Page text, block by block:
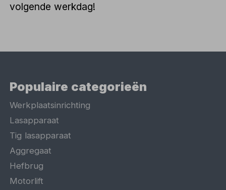
volgende werkdag!
Populaire categorieën
Werkplaatsinrichting
Lasapparaat
Tig lasapparaat
Aggregaat
Hefbrug
Motorlift